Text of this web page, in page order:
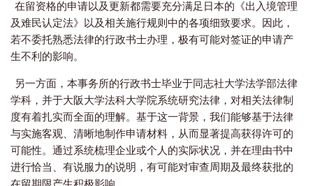
在留资格的申请以及更新都需要充分满足日本的《出入境管理
及难民认定法》以及相关施行规则中的各项细致要求。 因此，
若不委托熟悉法律的行政书士办理，极有可能对签证的申请产
生不利的影响。
另一方面，本事务所的行政书士毕业于同志社大学法学部法律
学科，并于大阪大学法科大学院系统研究法律，对相关法律制
度有着扎实而全面的理解。基于这一背景，我们能够基于法律
与实施客观、清晰地制作申请材料，从而显著提高获得许可的
可能性。通过系统梳理企业或个人的实际状况，并在理由书中
进行恰当、有说服力的说明，有可能对审查周期及最终获批的
在留期限产生积极影响。